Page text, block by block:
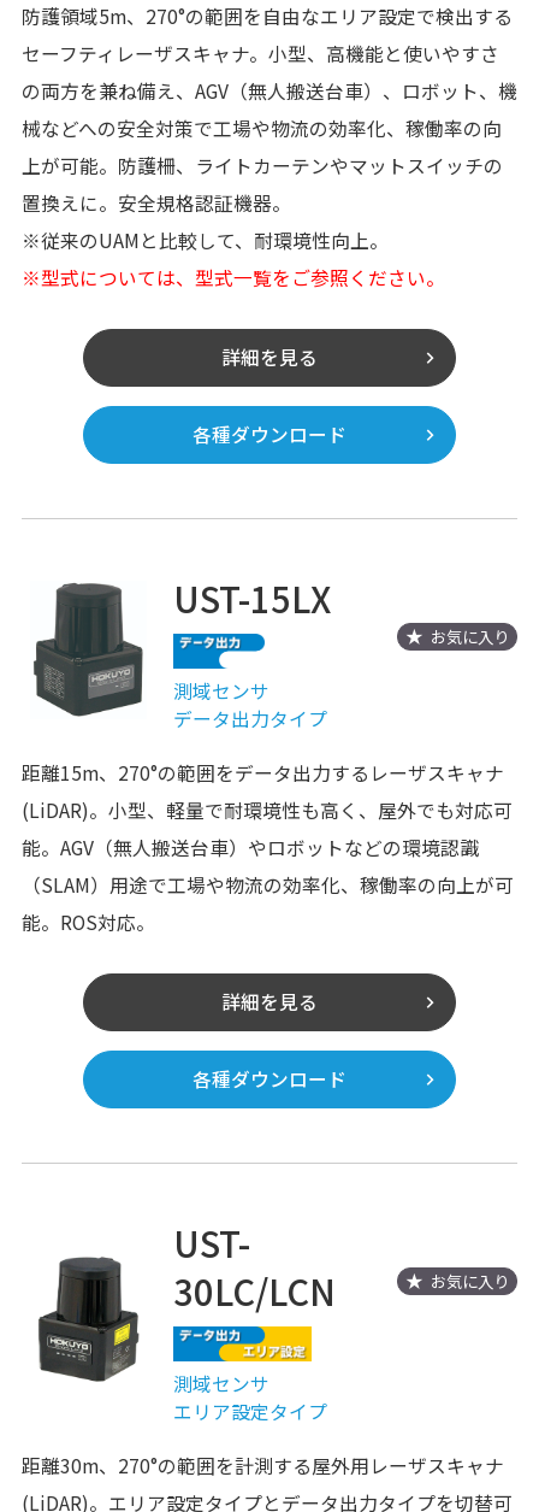
防護領域5m、270°の範囲を自由なエリア設定で検出する
セーフティレーザスキャナ。小型、高機能と使いやすさ
の両方を兼ね備え、AGV（無人搬送台車）、ロボット、機
械などへの安全対策で工場や物流の効率化、稼働率の向
上が可能。防護柵、ライトカーテンやマットスイッチの
置換えに。安全規格認証機器。
※従来のUAMと比較して、耐環境性向上。
※型式については、型式一覧をご参照ください。
詳細を見る
各種ダウンロード
お気に入り
UST-15LX
測域センサ
データ出力タイプ
距離15m、270°の範囲をデータ出力するレーザスキャナ
(LiDAR)。小型、軽量で耐環境性も高く、屋外でも対応可
能。AGV（無人搬送台車）やロボットなどの環境認識
（SLAM）用途で工場や物流の効率化、稼働率の向上が可
能。ROS対応。
詳細を見る
各種ダウンロード
お気に入り
UST-
30LC/LCN
測域センサ
エリア設定タイプ
距離30m、270°の範囲を計測する屋外用レーザスキャナ
(LiDAR)。エリア設定タイプとデータ出力タイプを切替可